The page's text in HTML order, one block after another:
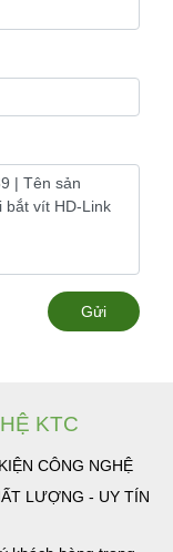
Gửi
KTC
CÔNG NGHỆ
LƯỢNG - UY TÍN